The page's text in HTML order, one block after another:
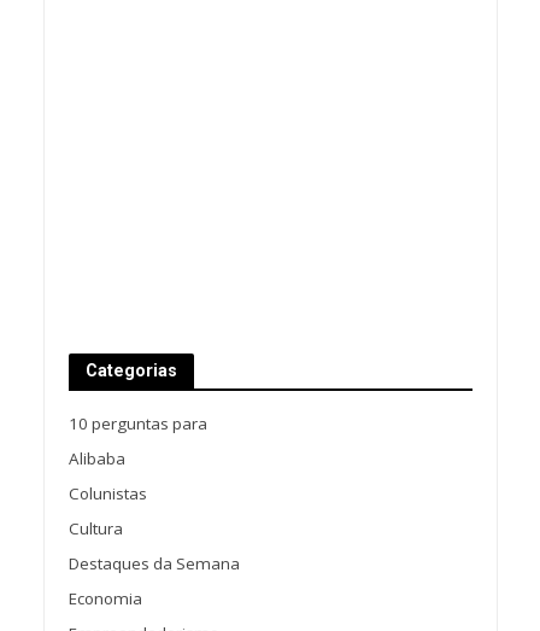
Categorias
10 perguntas para
Alibaba
Colunistas
Cultura
Destaques da Semana
Economia